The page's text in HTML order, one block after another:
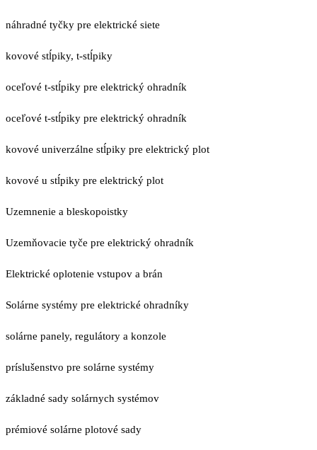
náhradné tyčky pre elektrické siete
kovové stĺpiky, t-stĺpiky
oceľové t-stĺpiky pre elektrický ohradník
oceľové t-stĺpiky pre elektrický ohradník
kovové univerzálne stĺpiky pre elektrický plot
kovové u stĺpiky pre elektrický plot
Uzemnenie a bleskopoistky
Uzemňovacie tyče pre elektrický ohradník
Elektrické oplotenie vstupov a brán
Solárne systémy pre elektrické ohradníky
solárne panely, regulátory a konzole
príslušenstvo pre solárne systémy
základné sady solárnych systémov
prémiové solárne plotové sady